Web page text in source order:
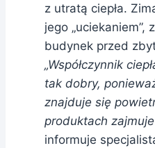
z utratą ciepła.
jego „uciekaniem”,
budynek przed
„Współczynnik
tak dobry,
znajduje się
produktach
informuje